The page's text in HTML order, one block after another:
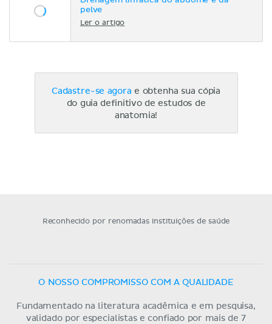
pelve
Ler o artigo
Cadastre-se agora e obtenha sua cópia
do guia definitivo de estudos de
anatomia!
Reconhecido por renomadas instituições de saúde
O NOSSO COMPROMISSO COM A QUALIDADE
Fundamentado na literatura acadêmica e em pesquisa,
validado por especialistas e confiado por mais de 7